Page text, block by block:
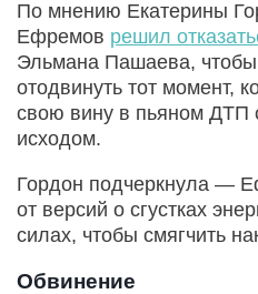
По мнению Екатерины
Ефремов решил
Эльмана Пашаева, чтобы
отодвинуть тот момент,
свою вину в пьяном ДТП
исходом.
Гордон подчеркнула —
от версий о сгустках
силах, чтобы смягчить
Обвинение